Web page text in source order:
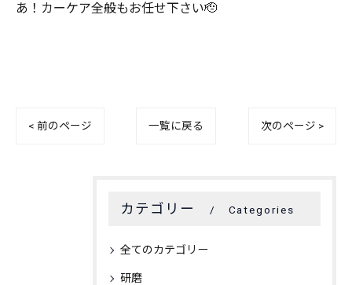
あ！カーケア全般もお任せ下さい🫡
< 前のページ 一覧に戻る 次のページ >
カテゴリー Categories
全てのカテゴリー
研磨